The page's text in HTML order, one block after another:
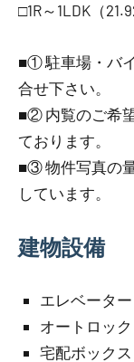
□1R～1LDK（
■① 駐車場・バ
合せ下さい。
■② 内覧のご希
ております。
■③ 物件写真の
しています。
建物設備
エレベーター
オートロック
宅配ボックス